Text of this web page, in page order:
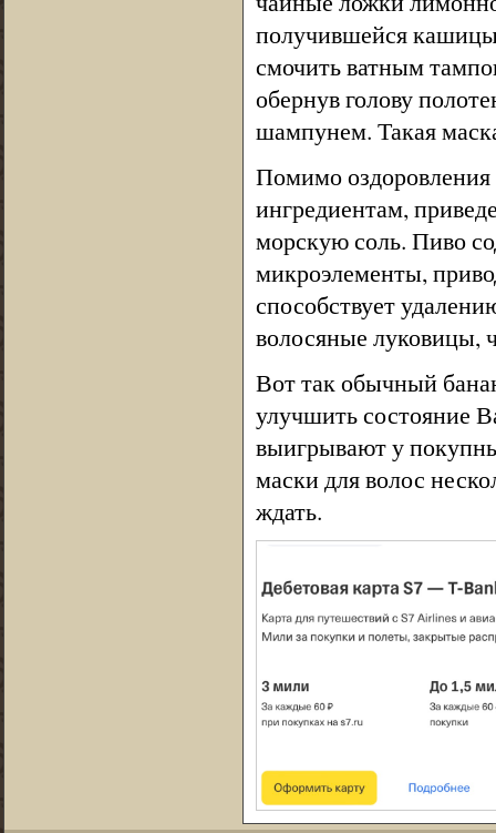
получившейся
смочить ватным
обернув голову
шампунем. Такая
Помимо
ингредиентам,
морскую соль. Пиво
микроэлементы,
способствует
волосяные луковицы,
Вот так обычный
улучшить состояние
выигрывают у
маски для волос
ждать.